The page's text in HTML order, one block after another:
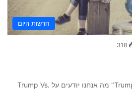
חדשות היום
318
כל החדשות על "Trump Vs. Biden" מה אנחנו יודעים על Trump Vs.